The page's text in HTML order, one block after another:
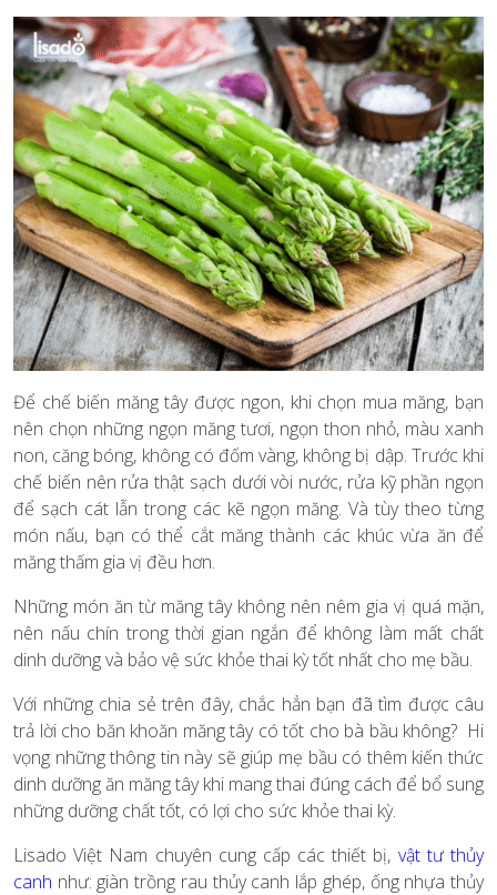
Để chế biến măng tây được ngon, khi chọn mua măng, bạn
nên chọn những ngọn măng tươi, ngọn thon nhỏ, màu xanh
non, căng bóng, không có đốm vàng, không bị dập. Trước khi
chế biến nên rửa thật sạch dưới vòi nước, rửa kỹ phần ngọn
để sạch cát lẫn trong các kẽ ngọn măng. Và tùy theo từng
món nấu, bạn có thể cắt măng thành các khúc vừa ăn để
măng thấm gia vị đều hơn.
Những món ăn từ măng tây không nên nêm gia vị quá mặn,
nên nấu chín trong thời gian ngắn để không làm mất chất
dinh dưỡng và bảo vệ sức khỏe thai kỳ tốt nhất cho mẹ bầu.
Với những chia sẻ trên đây, chắc hẳn bạn đã tìm được câu
trả lời cho băn khoăn măng tây có tốt cho bà bầu không? Hi
vọng những thông tin này sẽ giúp mẹ bầu có thêm kiến thức
dinh dưỡng ăn măng tây khi mang thai đúng cách để bổ sung
những dưỡng chất tốt, có lợi cho sức khỏe thai kỳ.
Lisado Việt Nam chuyên cung cấp các thiết bị, vật tư thủy
canh như: giàn trồng rau thủy canh lắp ghép, ống nhựa thủy